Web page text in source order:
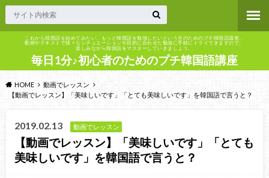
これから韓国語を始めてみたい、もっと韓国語を勉強したいという方のためのプチ韓国語講座。
動画やテキストで様々なシチュエーションや目的に合わせた勉強に手軽にトライできますので、
楽しみながら韓国語をマスターしていきましょう。
毎日1分♪初心者のためのプチ韓国語講座
HOME
動画でレッスン
【動画でレッスン】「美味しいです」「とても美味しいです」を韓国語で言うと？
2019.02.13 動画でレッスン
【動画でレッスン】「美味しいです」「とても
美味しいです」を韓国語で言うと？